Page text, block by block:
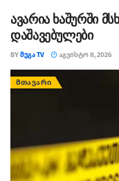
ავარია ხაშურში
დაშავებულები
BYᲛᲔᲒᲐ TV ᲐᲒᲕᲘᲡᲢᲝ 8, 2026
ᲛᲗᲐᲕᲐᲠᲘ